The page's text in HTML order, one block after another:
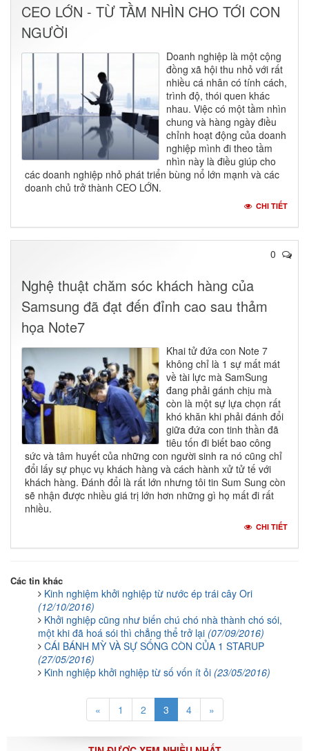
CEO LỚN - TỪ TẦM NHÌN CHO TỚI CON
NGƯỜI
Doanh nghiệp là một cộng
đồng xã hội thu nhỏ với rất
nhiều cá nhân có tính cách,
trình độ, thói quen khác
nhau. Việc có một tầm nhìn
chung và hàng ngày điều
chỉnh hoạt động của doanh
nghiệp mình đi theo tầm
nhìn này là điều giúp cho
các doanh nghiệp nhỏ phát triển bùng nổ lớn mạnh và các
doanh chủ trở thành CEO LỚN.
CHI TIẾT
0
Nghệ thuật chăm sóc khách hàng của
Samsung đã đạt đến đỉnh cao sau thảm
họa Note7
Khai tử đứa con Note 7
không chỉ là 1 sự mất mát
về tài lực mà SamSung
đang phải gánh chịu mà
còn là một sự lựa chọn rất
khó khăn khi phải đánh đổi
giữa đứa con tinh thần đã
tiêu tốn đi biết bao công
sức và tâm huyết của những con người sinh ra nó cũng chỉ
đổi lấy sự phục vụ khách hàng và cách hành xử tử tế với
khách hàng. Đánh đổi là rất lớn nhưng tôi tin Sum Sung còn
sẽ nhận được nhiều giá trị lớn hơn những gì họ mất đi rất
nhiều.
CHI TIẾT
Các tin khác
Kinh nghiệm khởi nghiệp từ nước ép trái cây Ori
(12/10/2016)
Khởi nghiệp cũng như biến chú chó nhà thành chó sói,
một khi đã hoá sói thì chẳng thể trở lại (07/09/2016)
CÁI BÁNH MỲ VÀ SỰ SỐNG CÒN CỦA 1 STARUP
(27/05/2016)
Kinh nghiệp khởi nghiệp từ số vốn ít ỏi (23/05/2016)
« 1 2 3 4 »